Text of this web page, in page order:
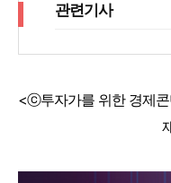
관련기사
<ⓒ투자가를 위한 경제